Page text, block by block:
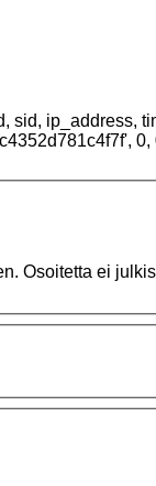
ip_address,
Osoitetta ei